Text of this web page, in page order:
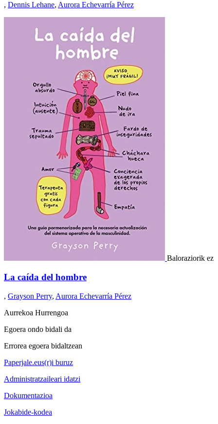
, Dennis Lehane, Aurora Echevarría Pérez
Baloraziorik ez
La caída del hombre
, Grayson Perry, Aurora Echevarría Pérez
Aurrekoa Hurrengoa
Egoera ondo bidali da
Errorea egoera bidaltzean
Paperjale.eus(r)i buruz
Administratzaileari idatzi
Dokumentazioa
Jokabide-kodea